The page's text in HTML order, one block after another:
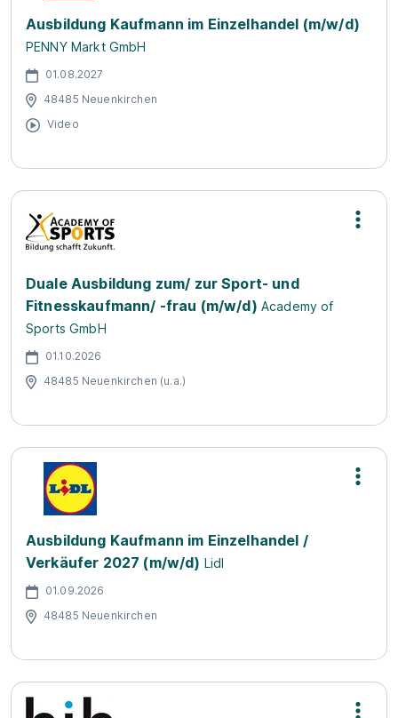
Ausbildung Kaufmann im Einzelhandel (m/w/d)
PENNY Markt GmbH
01.08.2027
48485 Neuenkirchen
Video
Duale Ausbildung zum/ zur Sport- und
Fitnesskaufmann/ -frau (m/w/d) Academy of
Sports GmbH
01.10.2026
48485 Neuenkirchen (u.a.)
Ausbildung Kaufmann im Einzelhandel /
Verkäufer 2027 (m/w/d) Lidl
01.09.2026
48485 Neuenkirchen